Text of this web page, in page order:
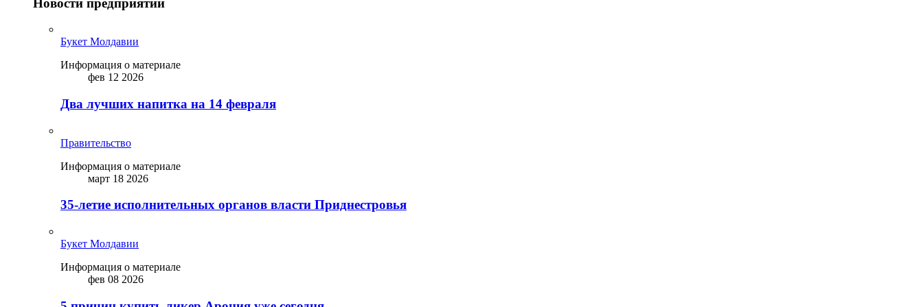
Букет Молдавии
Информация о материале
фев 12 2026
Два лучших напитка на 14 февраля
Правительство
Информация о материале
март 18 2026
35-летие исполнительных органов власти Приднестровья
Букет Молдавии
Информация о материале
фев 08 2026